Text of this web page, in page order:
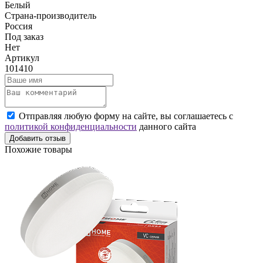
Белый
Страна-производитель
Россия
Под заказ
Нет
Артикул
101410
Отправляя любую форму на сайте, вы соглашаетесь с
политикой конфиденциальности данного сайта
Добавить отзыв
Похожие товары